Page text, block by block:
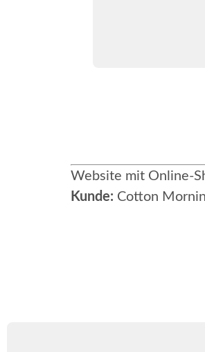
Website mit Online-
Kunde: Cotton